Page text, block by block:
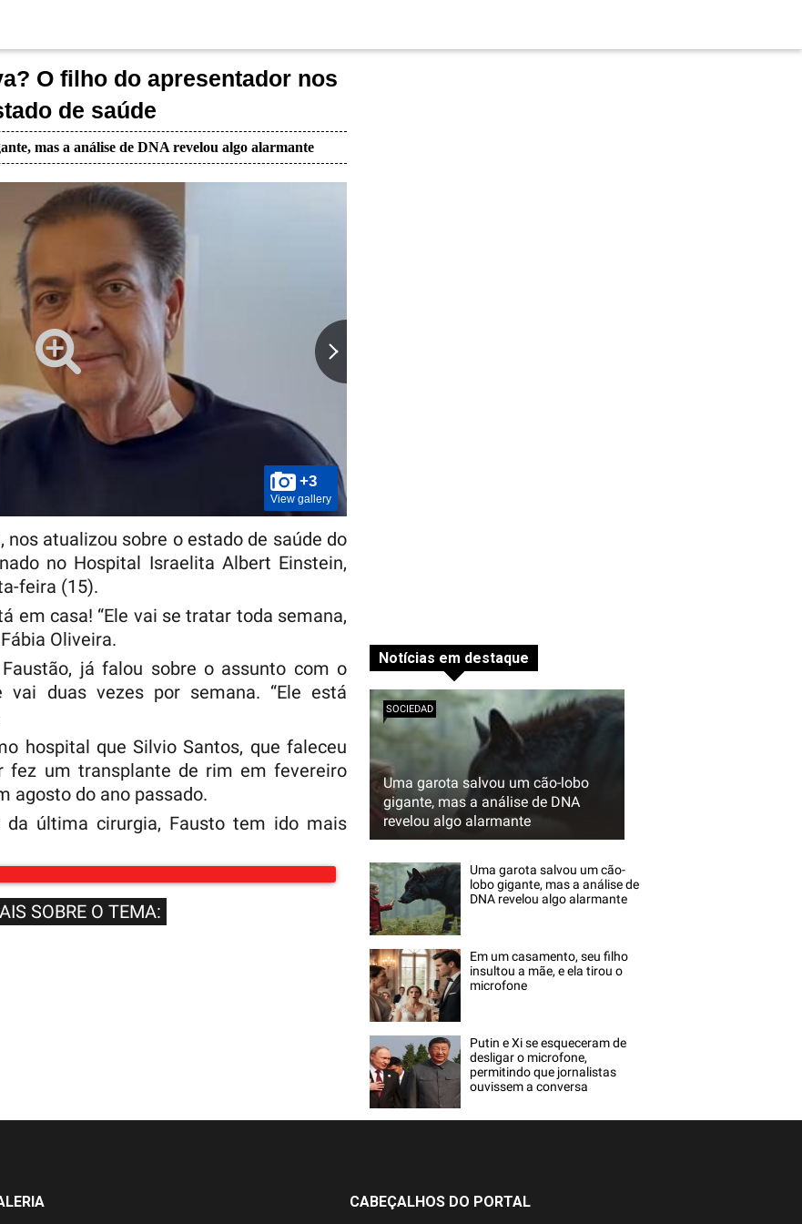
O filho do apresentador nos
de saúde
mas a análise de DNA revelou algo alarmante
+3
View gallery
nos atualizou sobre o estado de saúde do
no Hospital Israelita Albert Einstein,
feira (15).
em casa! “Ele vai se tratar toda semana,
Oliveira.
já falou sobre o assunto com o
vai duas vezes por semana. “Ele está
hospital que Silvio Santos, que faleceu
fez um transplante de rim em fevereiro
agosto do ano passado.
da última cirurgia, Fausto tem ido mais
SOBRE O TEMA:
Notícias em destaque
Uma garota salvou um cão-lobo
gigante, mas a análise de DNA
revelou algo alarmante
SOCIEDAD
Uma garota salvou um cão-
lobo gigante, mas a análise de
DNA revelou algo alarmante
Em um casamento, seu filho
insultou a mãe, e ela tirou o
microfone
Putin e Xi se esqueceram de
desligar o microfone,
permitindo que jornalistas
ouvissem a conversa
CABEÇALHOS DO PORTAL